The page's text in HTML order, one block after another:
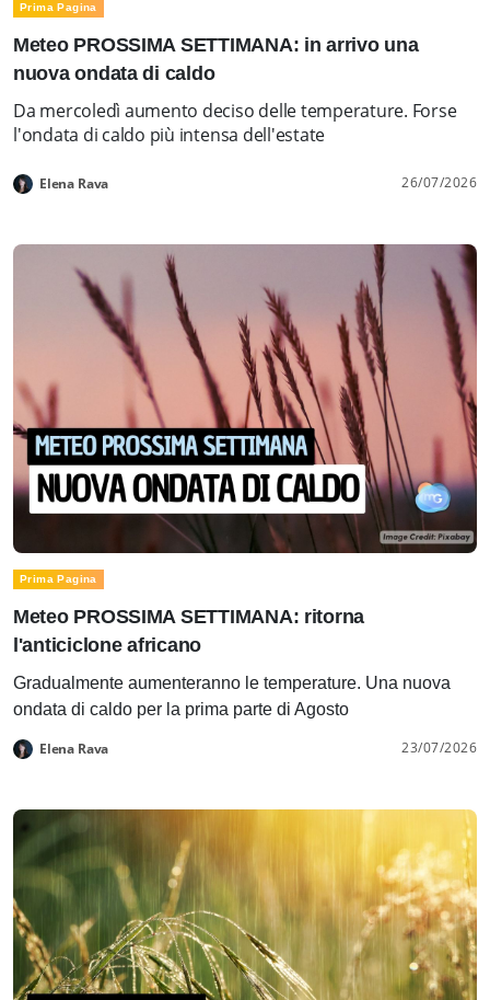
Prima Pagina
Meteo PROSSIMA SETTIMANA: in arrivo una
nuova ondata di caldo
Da mercoledì aumento deciso delle temperature. Forse
l'ondata di caldo più intensa dell'estate
Elena Rava 26/07/2026
Prima Pagina
Meteo PROSSIMA SETTIMANA: ritorna
l'anticiclone africano
Gradualmente aumenteranno le temperature. Una nuova
ondata di caldo per la prima parte di Agosto
Elena Rava 23/07/2026